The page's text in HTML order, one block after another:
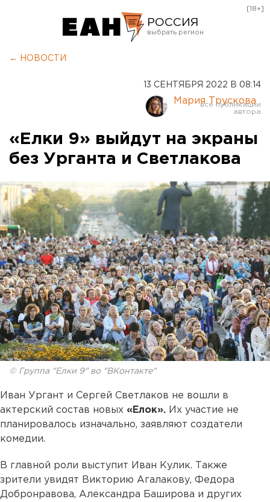
РОССИЯ
Курган
Оренбург
[18+]
← НОВОСТИ
13 СЕНТЯБРЯ 2022 В 08:14
Мария Трускова
«Елки 9» выйдут на экраны
без Урганта и Светлакова
© Группа "Елки 9" во "ВКонтакте"
Иван Ургант и Сергей Светлаков не вошли в
актерский состав новых «Елок». Их участие не
планировалось изначально, заявляют создатели
комедии.
В главной роли выступит Иван Кулик. Также
зрители увидят Викторию Агалакову, Федора
Добронравова, Александра Баширова и других